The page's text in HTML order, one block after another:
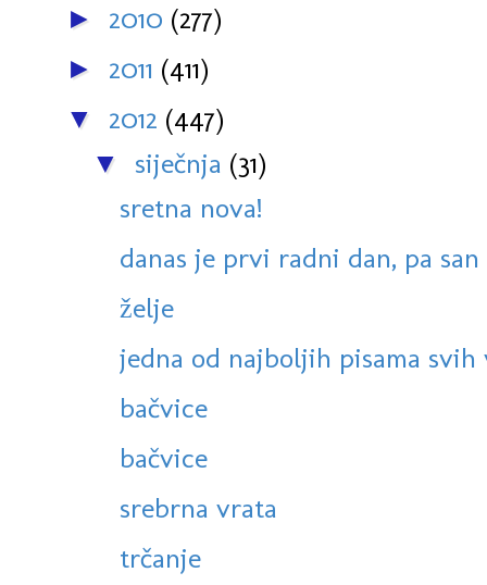
► 2010 (277)
► 2011 (411)
▼ 2012 (447)
▼ siječnja (31)
sretna nova!
danas je prvi radni dan, pa
želje
jedna od najboljih pisama svih
bačvice
bačvice
srebrna vrata
trčanje